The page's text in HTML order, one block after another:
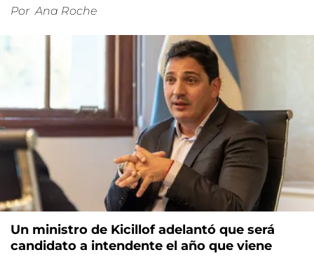
Por Ana Roche
Un ministro de Kicillof adelantó que será
candidato a intendente el año que viene